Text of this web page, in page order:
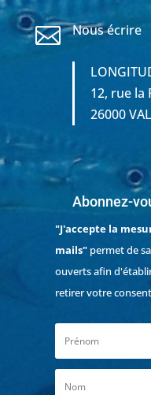
 Nous écrire
12, rue la
26000
Abonnez-
"J'accepte la
mails"permet de
ouverts afin
retirer votre